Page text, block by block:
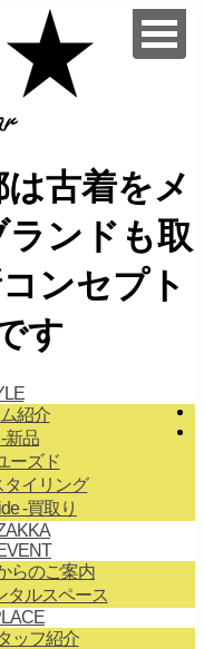
古着をメ
ンドも取
ンセプト
す
紹介
新品
ーズド
イリング
-買取り
らのご案内
タルスペース
ッフ紹介